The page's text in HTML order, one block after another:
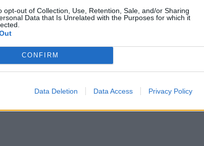
opt-out of Collection, Use, Retention, Sale, and/or Sharing
Data that Is Unrelated with the Purposes for which it
CONFIRM
Data Deletion Data Access Privacy Policy
αγοράσει.
τα χταπόδια κατεψυγμένα και οι σουπιές
είναι στα 13 ευρώ. Επίσης τα φρέσκα